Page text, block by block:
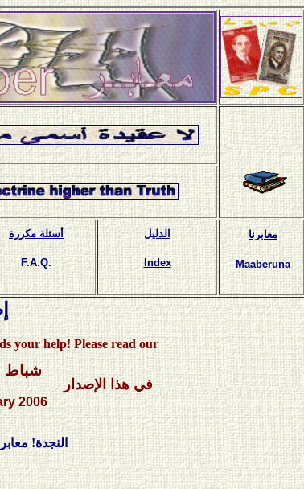
أسئلة مكررة
F.A.Q.
الدليل
Index
معابرنا
Maaberuna
Please read our call..
شباط
2006
في هذا الإصدار
النجدة! معابر بحاجة